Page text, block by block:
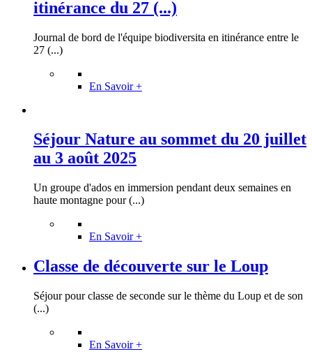
itinérance du 27 (...)
Journal de bord de l'équipe biodiversita en itinérance entre le
27 (...)
En Savoir +
Séjour Nature au sommet du 20 juillet
au 3 août 2025
Un groupe d'ados en immersion pendant deux semaines en
haute montagne pour (...)
En Savoir +
Classe de découverte sur le Loup
Séjour pour classe de seconde sur le thème du Loup et de son
(...)
En Savoir +